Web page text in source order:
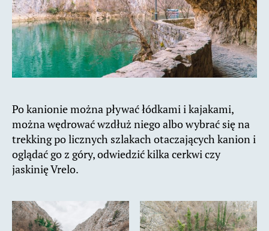
Po kanionie można pływać łódkami i kajakami,
można wędrować wzdłuż niego albo wybrać się na
trekking po licznych szlakach otaczających kanion i
oglądać go z góry, odwiedzić kilka cerkwi czy
jaskinię Vrelo.